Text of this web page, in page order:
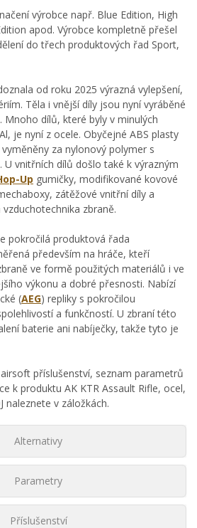
výrobce např. Blue Edition, High
apod. Výrobce kompletně přešel
do třech produktových řad Sport,
od roku 2025 výrazná vylepšení,
Těla i vnější díly jsou nyní vyráběné
Mnoho dílů, které byly v minulých
je nyní z ocele. Obyčejné ABS plasty
za nylonový polymer s
U vnitřních dílů došlo také k výrazným
Up gumičky, modifikované kovové
zátěžové vnitřní díly a
zbraně.
pokročilá produktová řada
především na hráče, kteří
ve formě použitých materiálů i ve
výkonu a dobré přesnosti. Nabízí
(AEG) repliky s pokročilou
a funkčností. U zbraní této
baterie ani nabíječky, takže tyto je
příslušenství, seznam parametrů
k produktu AK KTR Assault Rifle, ocel,
naleznete v záložkách.
Alternativy
Parametry
Příslušenství